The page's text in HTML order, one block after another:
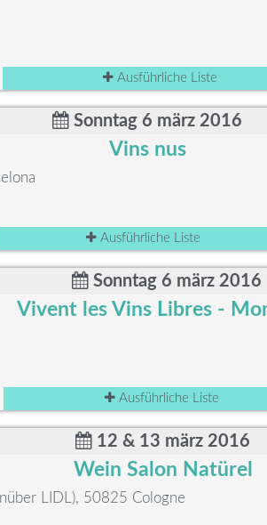
Ausführliche Liste
Sonntag 6 märz 2016
Vins nus
Ausführliche Liste
Sonntag 6 märz 2016
Vivent les Vins Libres -
Ausführliche Liste
12 & 13 märz 2016
Wein Salon Natürel
LIDL), 50825 Cologne